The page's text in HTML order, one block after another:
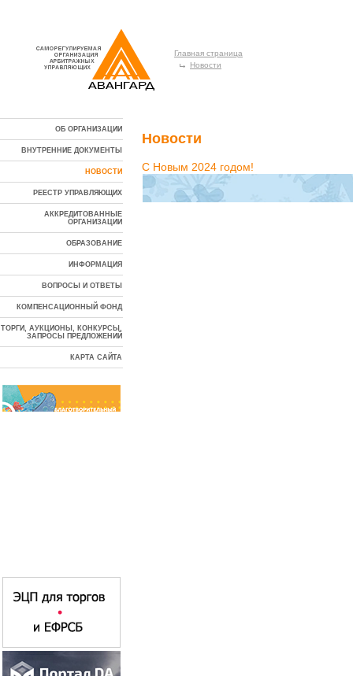
Главная страница
Новости
ОБ ОРГАНИЗАЦИИ
ВНУТРЕННИЕ ДОКУМЕНТЫ
НОВОСТИ
РЕЕСТР УПРАВЛЯЮЩИХ
АККРЕДИТОВАННЫЕ
ОРГАНИЗАЦИИ
ОБРАЗОВАНИЕ
ИНФОРМАЦИЯ
ВОПРОСЫ И ОТВЕТЫ
КОМПЕНСАЦИОННЫЙ ФОНД
ТОРГИ, АУКЦИОНЫ, КОНКУРСЫ,
ЗАПРОСЫ ПРЕДЛОЖЕНИЙ
КАРТА САЙТА
Новости
С Новым 2024 годом!